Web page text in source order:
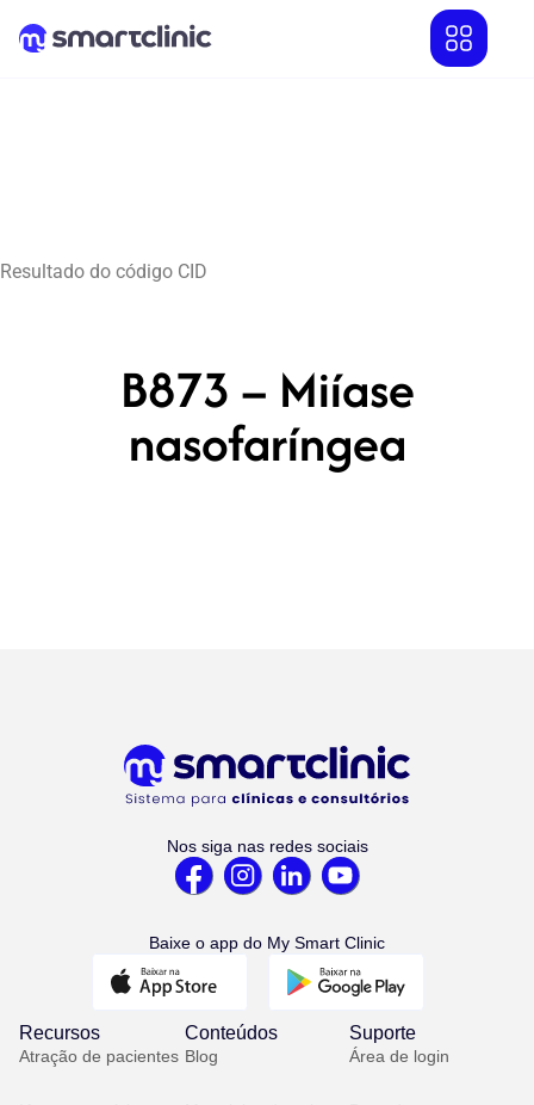
Resultado do código CID
B873 – Miíase
nasofaríngea
Nos siga nas redes sociais
Baixe o app do My Smart Clinic
Recursos
Atração de pacientes
Conteúdos
Blog
Suporte
Área de login